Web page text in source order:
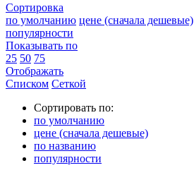
Сортировка
по умолчанию цене (сначала дешевые)
популярности
Показывать по
25 50 75
Отображать
Списком Сеткой
Сортировать по:
по умолчанию
цене (сначала дешевые)
по названию
популярности